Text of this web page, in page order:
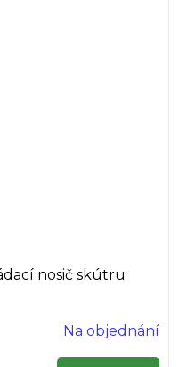
nosič skútru
Na objednání